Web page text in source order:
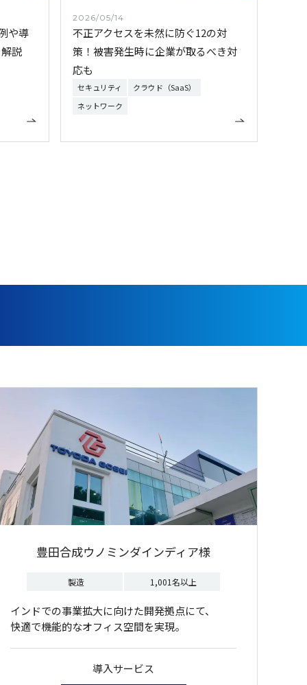
や導
説
2026/05/14
不正アクセスを未然に防ぐ12の対
策！被害発生時に企業が取るべき対
応も
セキュリティ
クラウド（SaaS）
ネットワーク
豊田合成ウノミンダインディア様
製造 1,001名以上
インドでの事業拡大に向けた開発拠点にて、
快適で機能的なオフィス空間を実現。
導入サービス